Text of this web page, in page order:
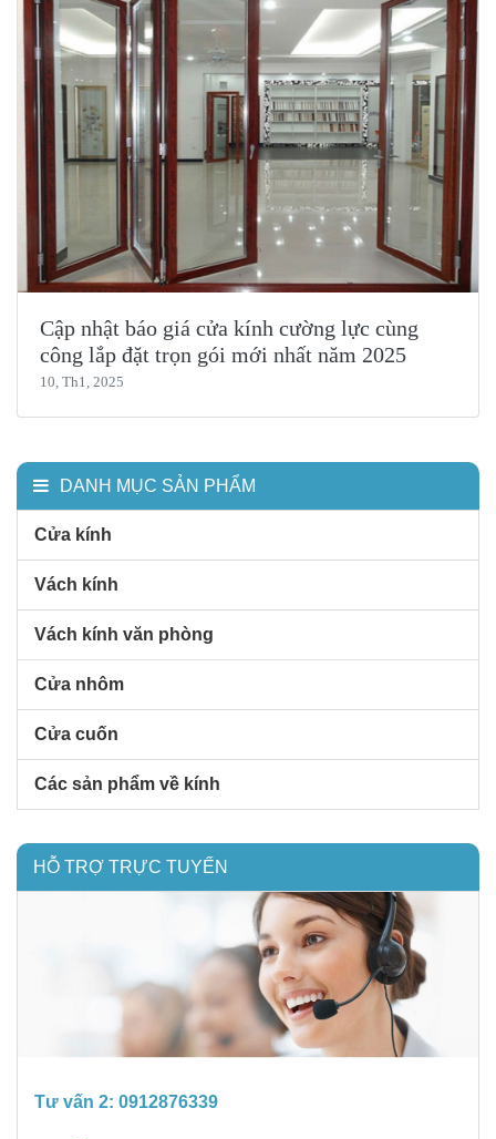
Cập nhật báo giá cửa kính cường lực cùng
công lắp đặt trọn gói mới nhất năm 2025
10, Th1, 2025
DANH MỤC SẢN PHẨM
Cửa kính
Vách kính
Vách kính văn phòng
Cửa nhôm
Cửa cuốn
Các sản phẩm về kính
HỖ TRỢ TRỰC TUYẾN
Tư vấn 2: 0912876339